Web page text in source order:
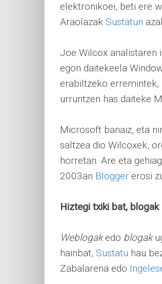
elektronikoei, beti ere
Araolazak Sustatun
Joe Wilcox analistaren
egon daitekeela
erabiltzeko erremintek,
urruntzen has daiteke
Microsoft banaiz, eta
saltzea dio Wilcoxek,
horretan. Are eta
2003an Blogger erosi
Hiztegi txiki bat,
Weblogakedo blogak
hainbat, Sustatu hau
Zabalarena edo